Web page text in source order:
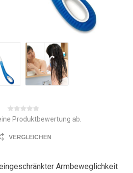
Produktbewertung ab.
VERGLEICHEN
Armbeweglichkeit